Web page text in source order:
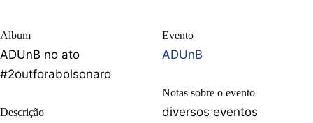
Album
ADUnB no ato
#2outforabolsonaro
Descrição
Evento
ADUnB
Notas sobre o evento
diversos eventos